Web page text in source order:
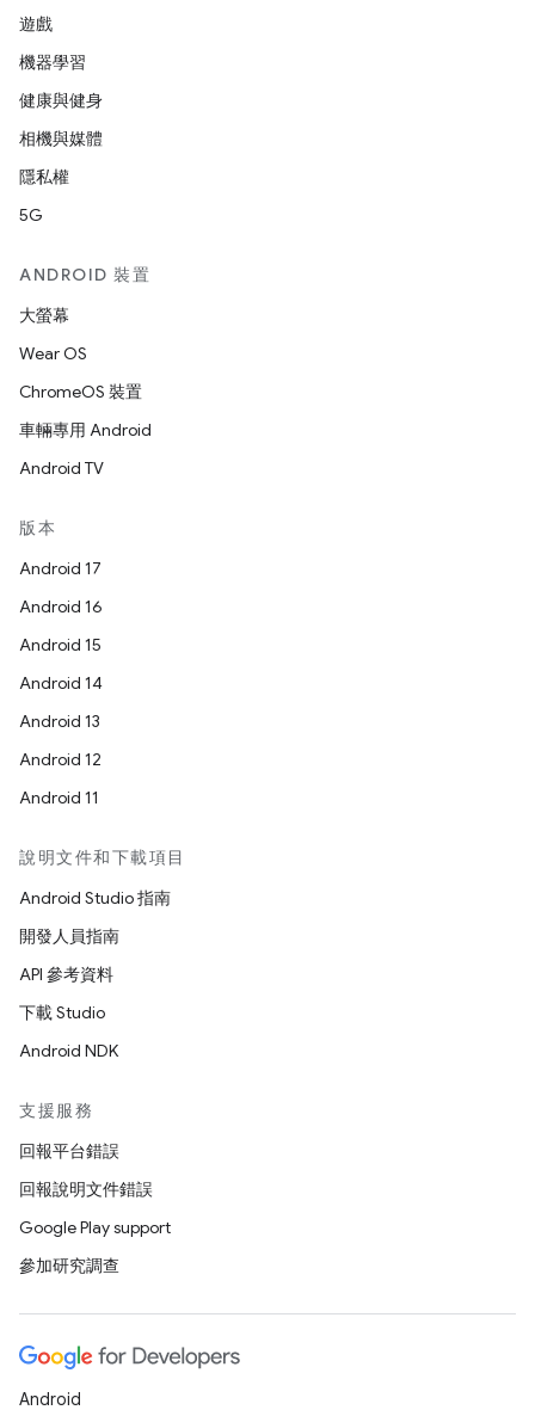
遊戲
機器學習
健康與健身
相機與媒體
隱私權
5G
ANDROID 裝置
大螢幕
Wear OS
ChromeOS 裝置
車輛專用 Android
Android TV
版本
Android 17
Android 16
Android 15
Android 14
Android 13
Android 12
Android 11
說明文件和下載項目
Android Studio 指南
開發人員指南
API 參考資料
下載 Studio
Android NDK
支援服務
回報平台錯誤
回報說明文件錯誤
Google Play support
參加研究調查
Android